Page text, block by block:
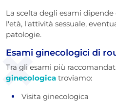
La scelta degli esami
l'età, l'attività sessuale,
patologie.
Esami ginecologici di
Tra gli esami più
ginecologica troviamo:
Visita ginecologica